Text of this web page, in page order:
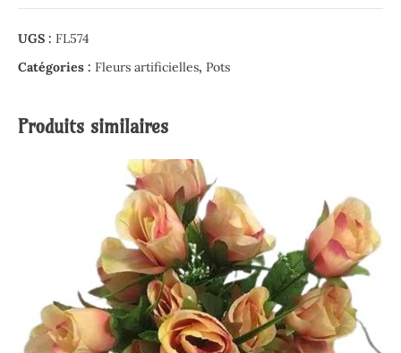
UGS : FL574
Catégories : Fleurs artificielles, Pots
Produits similaires